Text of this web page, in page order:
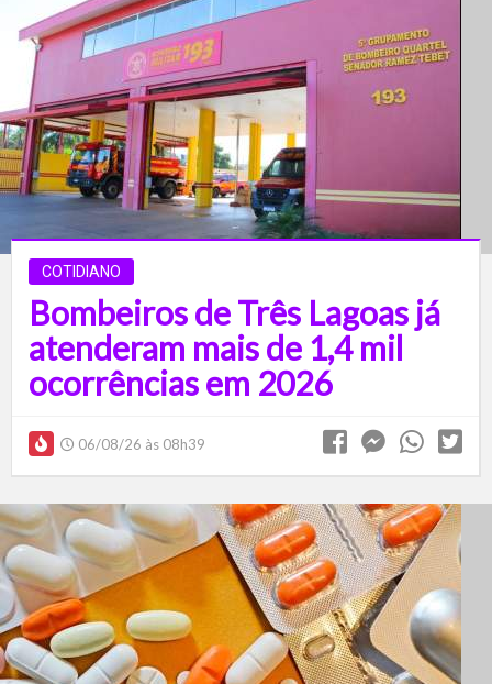
COTIDIANO
Bombeiros de Três Lagoas já
atenderam mais de 1,4 mil
ocorrências em 2026
06/08/26 às 08h39